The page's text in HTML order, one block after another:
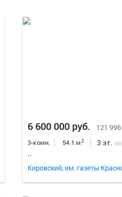
6 600 000 руб. 121
3-комн. 54.1 м2 3 эт.
..